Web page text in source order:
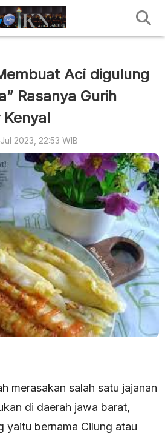
Aci digulung
Rasanya Gurih
2023, 22:53 WIB
merasakan salah satu jajanan
di daerah jawa barat,
yaitu bernama Cilung atau